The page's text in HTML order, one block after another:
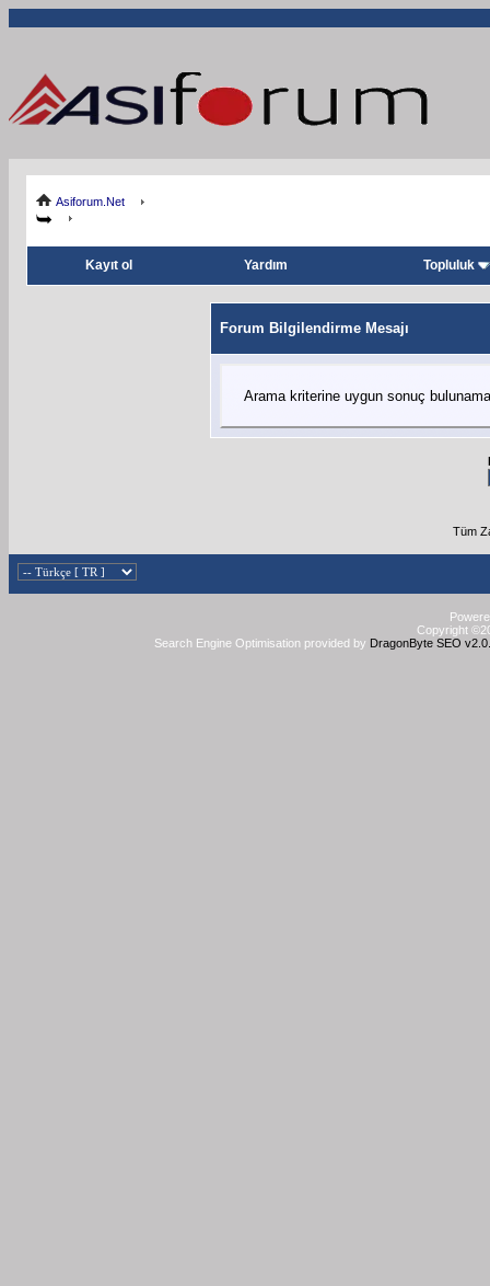
Asiforum.Net
Kayıt ol Yardım Topluluk
Forum Bilgilendirme Mesajı
Arama kriterine uygun sonuç
Tüm
Copyright
Search Engine Optimisation provided by DragonByte SEO